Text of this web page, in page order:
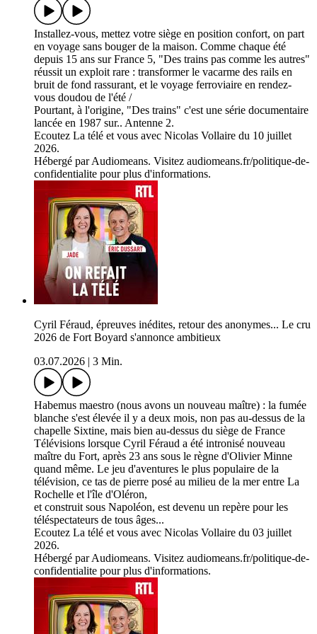
Installez-vous, mettez votre siège en position confort, on part
en voyage sans bouger de la maison. Comme chaque été
depuis 15 ans sur France 5, "Des trains pas comme les autres"
réussit un exploit rare : transformer le vacarme des rails en
bruit de fond rassurant, et le voyage ferroviaire en rendez-
vous doudou de l'été /
Pourtant, à l'origine, "Des trains" c'est une série documentaire
lancée en 1987 sur.. Antenne 2.
Ecoutez La télé et vous avec Nicolas Vollaire du 10 juillet
2026.
Hébergé par Audiomeans. Visitez audiomeans.fr/politique-de-
confidentialite pour plus d'informations.
Cyril Féraud, épreuves inédites, retour des anonymes... Le cru
2026 de Fort Boyard s'annonce ambitieux
03.07.2026
3 Min.
Habemus maestro (nous avons un nouveau maître) : la fumée
blanche s'est élevée il y a deux mois, non pas au-dessus de la
chapelle Sixtine, mais bien au-dessus du siège de France
Télévisions lorsque Cyril Féraud a été intronisé nouveau
maître du Fort, après 23 ans sous le règne d'Olivier Minne
quand même. Le jeu d'aventures le plus populaire de la
télévision, ce tas de pierre posé au milieu de la mer entre La
Rochelle et l'île d'Oléron,
et construit sous Napoléon, est devenu un repère pour les
téléspectateurs de tous âges...
Ecoutez La télé et vous avec Nicolas Vollaire du 03 juillet
2026.
Hébergé par Audiomeans. Visitez audiomeans.fr/politique-de-
confidentialite pour plus d'informations.